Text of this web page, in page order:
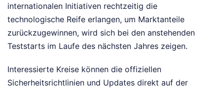
internationalen Initiativen rechtzeitig die
technologische Reife erlangen, um Marktanteile
zurückzugewinnen, wird sich bei den anstehenden
Teststarts im Laufe des nächsten Jahres zeigen.
Interessierte Kreise können die offiziellen
Sicherheitsrichtlinien und Updates direkt auf der